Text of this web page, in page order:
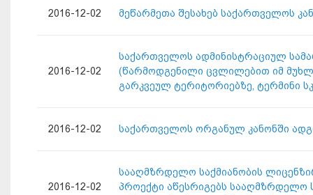
2016-12-02 მეწარმეთა შესახებ საქართველოს
2016-12-02
საქართველოს ადმინისტრაციულ
(წარმოდგენილი ცვლილებით იმ
გარკვეულ ტერიტორიებზე, ტერმინი
2016-12-02 საქართველოს ორგანულ კანონში
2016-12-02
სააღმზრდელო საქმიანობის
პროექტი აწესრიგებს სააღმზრდელო